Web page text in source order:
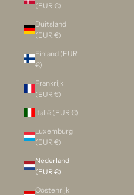
(EUR €)
Duitsland
(EUR €)
Finland (EUR
€)
Frankrijk
(EUR €)
Italië (EUR €)
Luxemburg
(EUR €)
Nederland
(EUR €)
Oostenrijk